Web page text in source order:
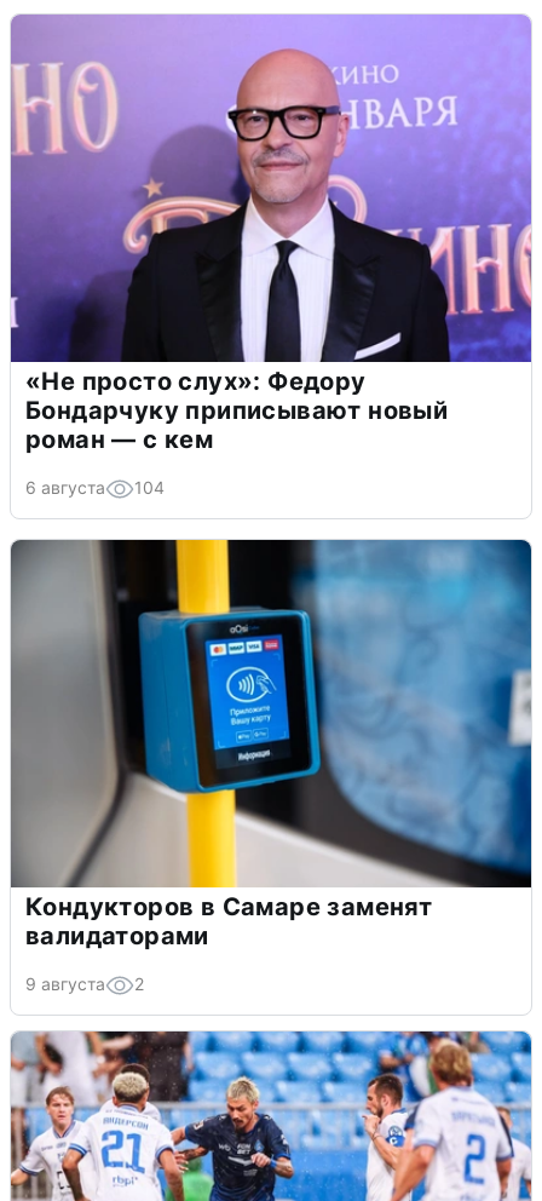
«Не просто слух»: Федору
Бондарчуку приписывают новый
роман — с кем
6 августа 104
Кондукторов в Самаре заменят
валидаторами
9 августа 2